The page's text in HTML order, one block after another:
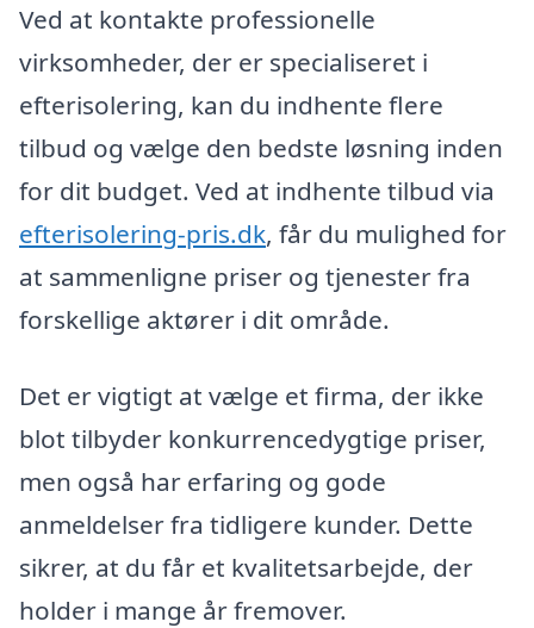
Ved at kontakte professionelle
virksomheder, der er specialiseret i
efterisolering, kan du indhente flere
tilbud og vælge den bedste løsning inden
for dit budget. Ved at indhente tilbud via
efterisolering-pris.dk, får du mulighed for
at sammenligne priser og tjenester fra
forskellige aktører i dit område.
Det er vigtigt at vælge et firma, der ikke
blot tilbyder konkurrencedygtige priser,
men også har erfaring og gode
anmeldelser fra tidligere kunder. Dette
sikrer, at du får et kvalitetsarbejde, der
holder i mange år fremover.